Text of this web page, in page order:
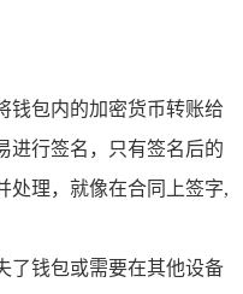
钱包内的加密货币转账给
进行签名，只有签名后的
处理，就像在合同上签字,
了钱包或需要在其他设备